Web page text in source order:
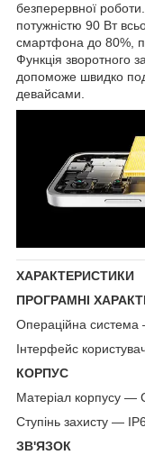
безперервної
потужністю 90 Вт
смартфона до 80%,
Функція зворотного
допоможе швидко
девайсами.
ХАРАКТЕРИСТИКИ
ПРОГРАМНІ
Операційна
Інтерфейс
КОРПУС
Матеріал корпусу —
Ступінь захисту —
ЗВ'ЯЗОК